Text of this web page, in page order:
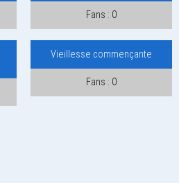
Fans : 0
Vieillesse commençante
Fans : 0